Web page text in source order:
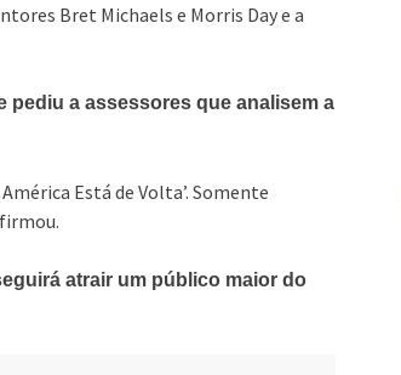
Bret Michaels e Morris Day e a
pediu a assessores que analisem a
Está de Volta’. Somente
atrair um público maior do